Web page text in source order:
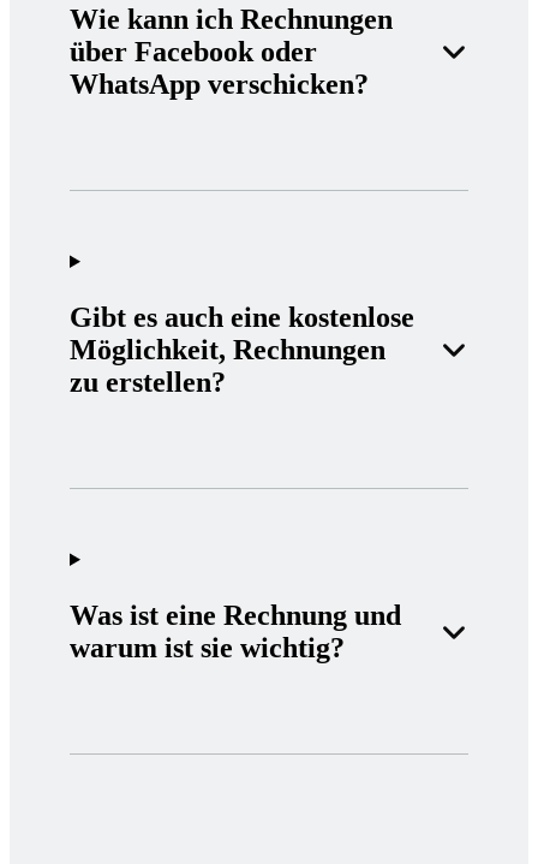
Wie kann ich Rechnungen
über Facebook oder
WhatsApp verschicken?
Gibt es auch eine kostenlose
Möglichkeit, Rechnungen
zu erstellen?
Was ist eine Rechnung und
warum ist sie wichtig?